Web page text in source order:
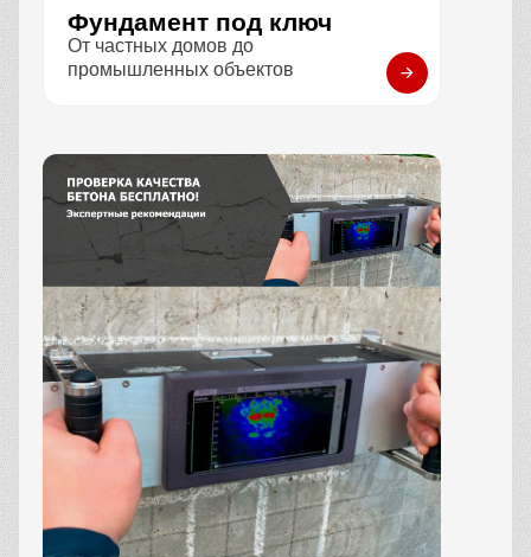
Фундамент под ключ
От частных домов до
промышленных объектов